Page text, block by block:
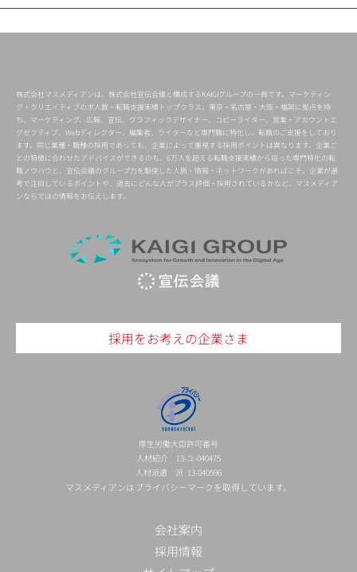
株式会社マスメディアンは、株式会社宣伝会議と構成するKAIGIグループの一員です。マーケティン
グ・クリエイティブの求人数・転職支援実績トップクラス。東京・名古屋・大阪・福岡に拠点を持
ち、マーケティング、広報、宣伝、グラフィックデザイナー、コピーライター、営業・アカウントエ
グゼクティブ、Webディレクター、編集者、ライターなど専門職に特化し、転職のご支援をしており
ます。同じ業種・職種の採用であっても、企業によって重視する採用ポイントは異なります。企業ご
との特徴に合わせたアドバイスができるのも、6万人を超える転職支援実績から培った専門特化の転
職ノウハウと、宣伝会議のグループ力を駆使した人脈・情報・ネットワークがあればこそ。企業が選
考で注目しているポイントや、過去にどんな人がプラス評価・採用されているかなど、マスメディア
ンならではの情報をお伝えします。
採用をお考えの企業さま
厚生労働大臣許可番号
人材紹介 13-ユ-040475
人材派遣 派 13-040596
マスメディアンはプライバシーマークを取得しています。
会社案内
採用情報